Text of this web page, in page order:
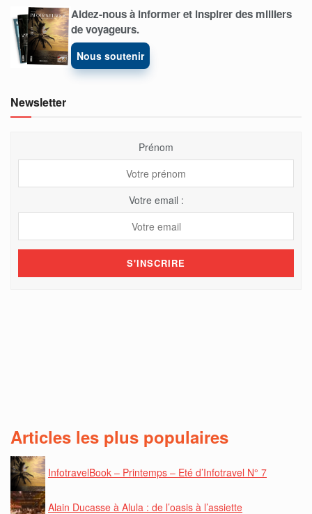
Aidez-nous à informer et inspirer des milliers
de voyageurs.
Nous soutenir
Newsletter
Prénom
Votre email :
Articles les plus populaires
InfotravelBook – Printemps – Eté d’Infotravel N° 7
Alain Ducasse à Alula : de l’oasis à l’assiette